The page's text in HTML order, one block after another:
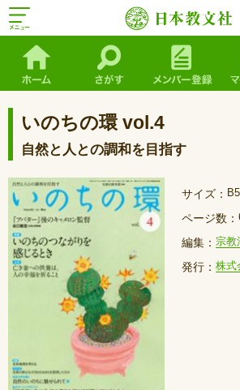
いのちの環 vol.4
自然と人との調和を目指す
サイズ：
ページ数：
編集： 宗教
発行： 株式